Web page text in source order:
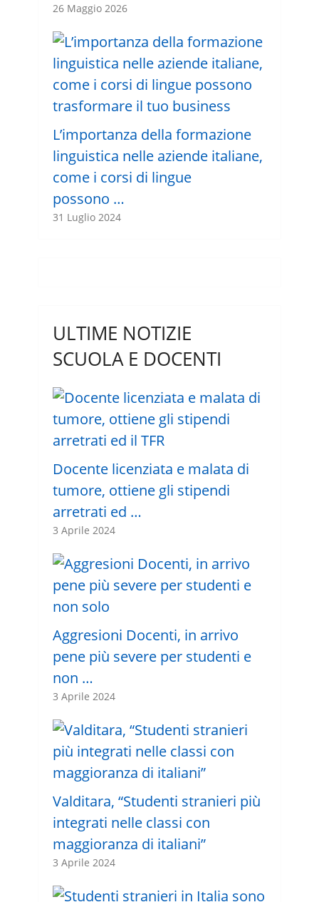
26 Maggio 2026
L’importanza della formazione
linguistica nelle aziende italiane,
come i corsi di lingue
possono …
31 Luglio 2024
ULTIME NOTIZIE
SCUOLA E DOCENTI
Docente licenziata e malata di
tumore, ottiene gli stipendi
arretrati ed …
3 Aprile 2024
Aggresioni Docenti, in arrivo
pene più severe per studenti e
non …
3 Aprile 2024
Valditara, “Studenti stranieri più
integrati nelle classi con
maggioranza di italiani”
3 Aprile 2024